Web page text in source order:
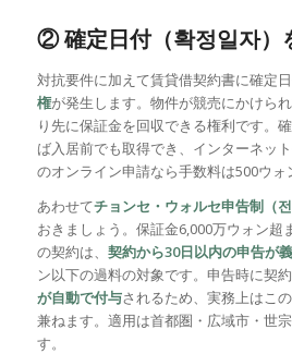
② 確定日付（확정일자）
対抗要件に加えて賃貸借契約書に確定日
権が発生します。物件が競売にかけら
り先に保証金を回収できる権利です。
ば入居前でも取得でき、インターネッ
のオンライン申請なら手数料は500ウォ
あわせてチョンセ・ウォルセ申告制（전
おきましょう。保証金6,000万ウォン超
の契約は、 契約から30日以内の申告が
ン以下の過料の対象です。申告時に契
が自動で付与されるため、実務上はこ
兼ねます。適用は首都圏・広域市・世
す。